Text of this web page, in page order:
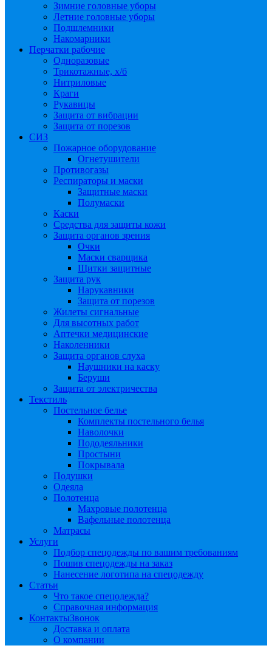
Зимние головные уборы
Летние головные уборы
Подшлемники
Накомарники
Перчатки рабочие
Одноразовые
Трикотажные, х/б
Нитриловые
Краги
Рукавицы
Защита от вибрации
Защита от порезов
СИЗ
Пожарное оборудование
Огнетушители
Противогазы
Респираторы и маски
Защитные маски
Полумаски
Каски
Средства для защиты кожи
Защита органов зрения
Очки
Маски сварщика
Щитки защитные
Защита рук
Нарукавники
Защита от порезов
Жилеты сигнальные
Для высотных работ
Аптечки медицинские
Наколенники
Защита органов слуха
Наушники на каску
Беруши
Защита от электричества
Текстиль
Постельное белье
Комплекты постельного белья
Наволочки
Пододеяльники
Простыни
Покрывала
Подушки
Одеяла
Полотенца
Махровые полотенца
Вафельные полотенца
Матрасы
Услуги
Подбор спецодежды по вашим требованиям
Пошив спецодежды на заказ
Нанесение логотипа на спецодежду
Статьи
Что такое спецодежда?
Справочная информация
КонтактыЗвонок
Доставка и оплата
О компании